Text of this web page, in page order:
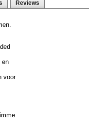
Reviews
en
voor